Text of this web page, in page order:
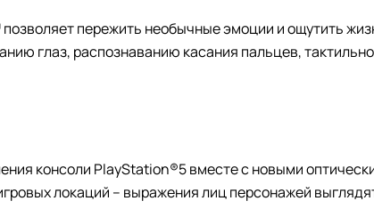
пережить необычные эмоции и ощутить
глаз, распознаванию касания пальцев,
консоли PlayStation®5 вместе с новыми
локаций – выражения лиц персонажей